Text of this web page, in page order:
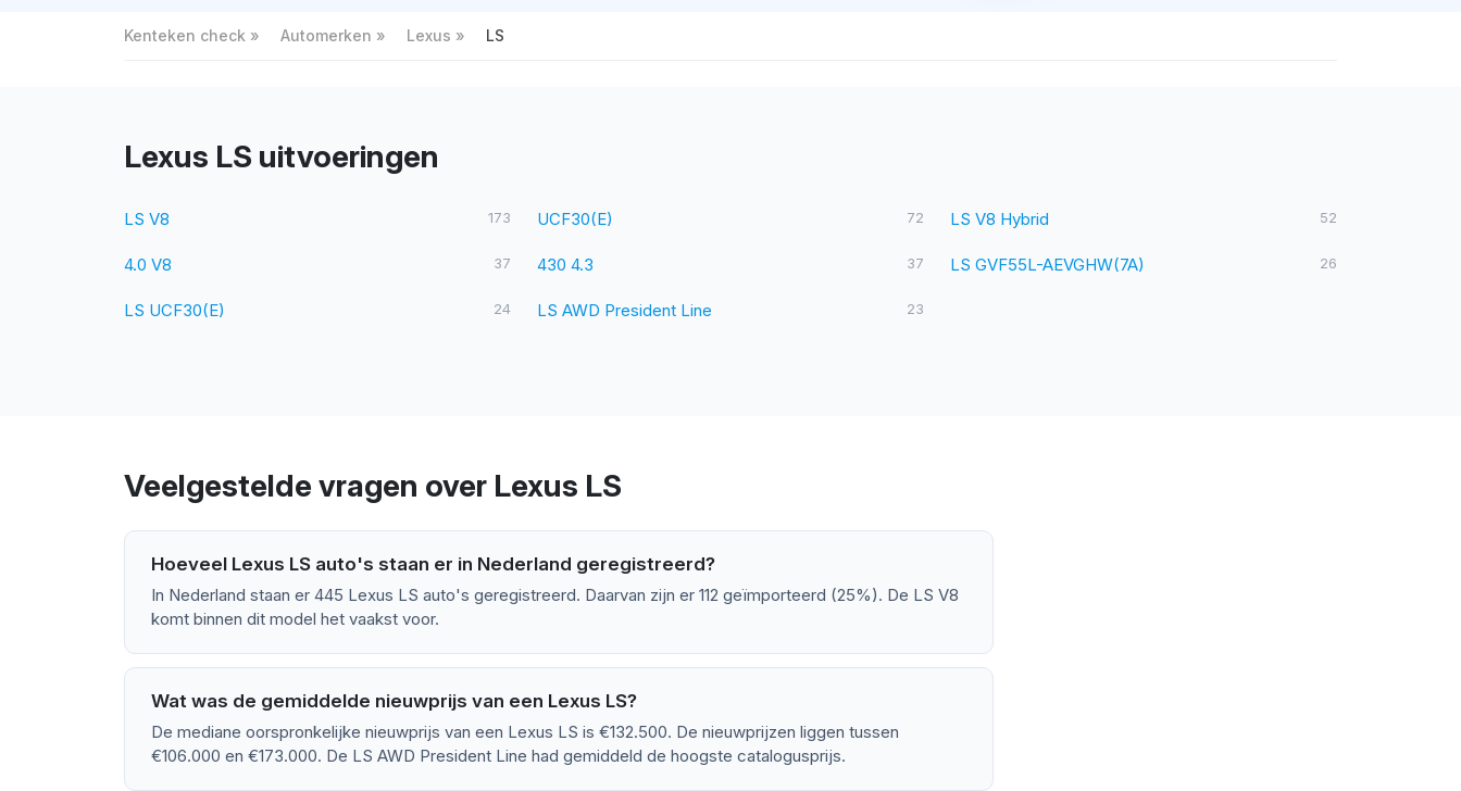
Kenteken check Automerken Lexus LS
Lexus LS uitvoeringen
LS V8 173 UCF30(E) 72 LS V8 Hybrid 52
4.0 V8 37 430 4.3 37 LS GVF55L-AEVGHW(7A) 26
LS UCF30(E) 24 LS AWD President Line 23
Veelgestelde vragen over Lexus LS
Hoeveel Lexus LS auto's staan er in Nederland geregistreerd?
In Nederland staan er 445 Lexus LS auto's geregistreerd. Daarvan zijn er 112 geïmporteerd (25%). De LS V8
komt binnen dit model het vaakst voor.
Wat was de gemiddelde nieuwprijs van een Lexus LS?
De mediane oorspronkelijke nieuwprijs van een Lexus LS is €132.500. De nieuwprijzen liggen tussen
€106.000 en €173.000. De LS AWD President Line had gemiddeld de hoogste catalogusprijs.